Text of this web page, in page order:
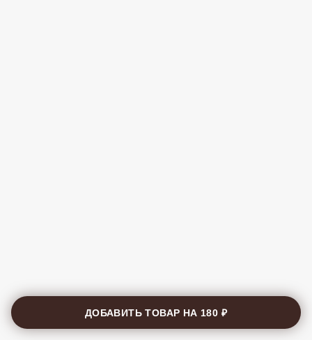
ДОБАВИТЬ ТОВАР НА 180 ₽